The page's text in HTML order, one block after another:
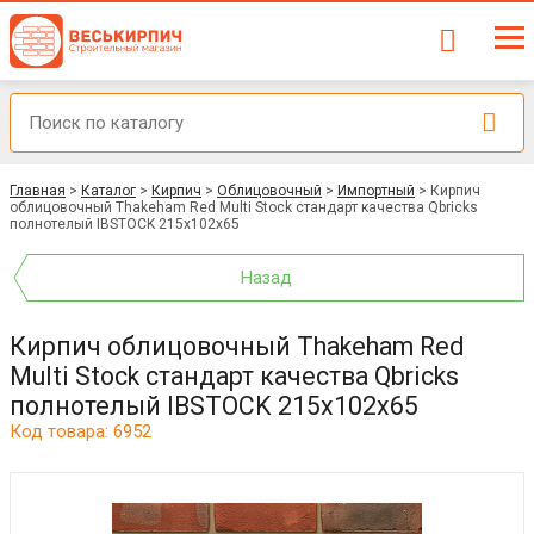
Главная > Каталог > Кирпич > Облицовочный > Импортный > Кирпич
облицовочный Thakeham Red Multi Stock стандарт качества Qbricks
полнотелый IBSTOCK 215х102х65
Назад
Кирпич облицовочный Thakeham Red
Multi Stock стандарт качества Qbricks
полнотелый IBSTOCK 215х102х65
Код товара: 6952